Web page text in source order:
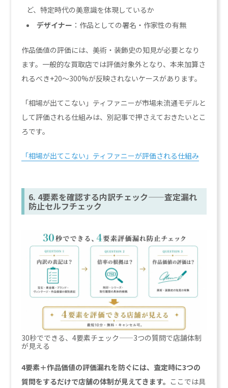
ど、特定時代の美意識を体現しているか
デザイナー ：作品としての署名・作家性の有無
作品価値の評価には、美術・装飾史の知見が必要となり
ます。一般的な買取店では評価対象外となり、本来加算さ
れるべき+20〜300%が反映されないケースがあります。
「相場が出てこない」ティファニーが市場未流通モデルと
して評価される仕組みは、別記事で押さえておきたいとこ
ろです。
「相場が出てこない」ティファニーが評価される仕組み
6. 4要素を確認する内訳チェック——査定漏れ
防止セルフチェック
30秒でできる、4要素チェック——3つの質問で店舗体制
が見える
4要素＋作品価値の評価漏れを防ぐには、査定時に3つの
質問をするだけで店舗の体制が見えてきます。 ここでは具